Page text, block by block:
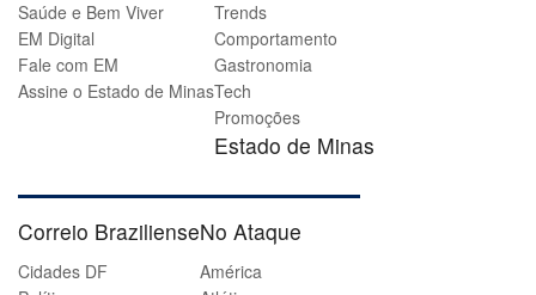
Saúde e Bem Viver
EM Digital
Fale com EM
Assine o Estado de Minas
Trends
Comportamento
Gastronomia
Tech
Promoções
Estado de Minas
Correio Braziliense
Cidades DF
No Ataque
América